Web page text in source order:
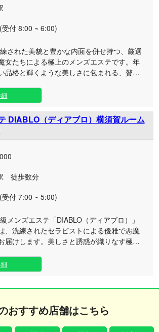
付 8:00 ~ 6:00)
された美貌と豊かな内面を併せ持つ、厳選
女たちによる極上のメンズエステです。年
品格と輝くような美しさに包まれる、贅沢
したい男性の方へ、非日常のセレブ感を心
洗練された空間をご用意いたしました。磨
ストが施す至福のメンズエステは、心身を
シュや、休日の
ど、お客様のご都合に合わせていつでもご
リアに佇むルームにてぜひご堪能くださ
DIABLO（ディアブロ）横須賀ルーム
徒歩数分
付 7:00 ~ 5:00)
メンズエステ「DIABLO（ディアブロ）」
、洗練されたセラピストによる優雅で悪魔
届けします。美しさと誘惑が織りなす極上
マンや成功者の方々に向け、日常を忘れら
れたプライベート空間をご用意。選び抜か
々なシーンでご利用いただけます。アクセ
賀ルームにて、ブランド共通の気品あふれ
ここだけの贅沢な癒やしをご堪能くださ
おすすめ店舗はこちら